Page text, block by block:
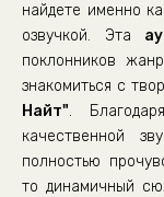
найдете именно
озвучкой. Эта
поклонников
знакомиться с
Найт".
качественной
полностью
то динамичный